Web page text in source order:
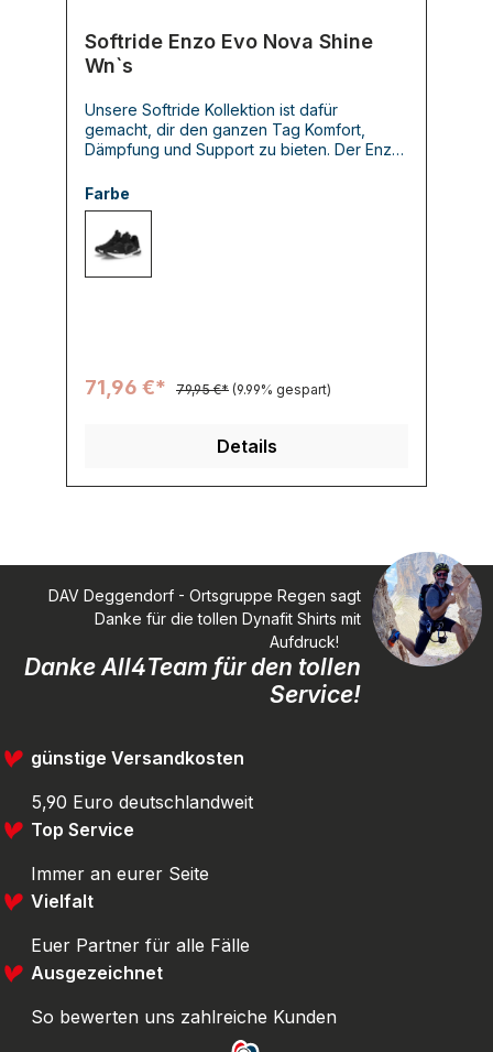
Softride Enzo Evo Nova Shine
Wn`s
Unsere Softride Kollektion ist dafür
gemacht, dir den ganzen Tag Komfort,
Dämpfung und Support zu bieten. Der Enzo
Konstruktion und eine Schnürung mit
integrierter Stützung. Für einen Schuh, mit
dem du eine extra Meile läufst.
Farbe
001 PUMA BLACK
71,96 €* 79,95 €* (9.99% gespart)
Details
DAV Deggendorf - Ortsgruppe Regen sagt
Danke für die tollen Dynafit Shirts mit
Aufdruck!
Danke All4Team für den tollen
Service!
günstige Versandkosten
5,90 Euro deutschlandweit
Top Service
Immer an eurer Seite
Vielfalt
Euer Partner für alle Fälle
Ausgezeichnet
So bewerten uns zahlreiche Kunden